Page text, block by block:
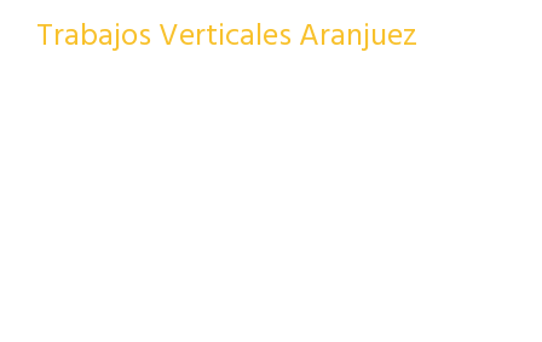
Trabajos Verticales Aranjuez